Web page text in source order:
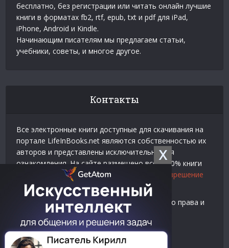
X
бесплатно, без регистрации или читать онлайн лучшие
книги в форматах fb2, rtf, epub, txt и pdf для iPad,
iPhone, Android и Kindle.
Начинающим писателям мы предлагаем статьи,
учебники, советы, и многое другое.
Контакты
Все электронные книги доступные для скачивания на
портале LifeInBooks.net являются собственностью их
авторов и представлены исключительно для
ознакомления. На сайте размещено всего 20% книги
взятой у нашего партнера Официальное разрешение
на использование материалов Litres.
Контакты для связи по вопросам авторского права и
рекламы:
E-mail:admin@lifeinbooks.net